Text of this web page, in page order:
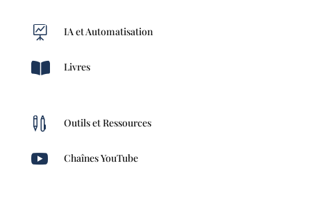
 IA et Automatisation
 Livres
 Outils et Ressources
 Chaînes YouTube